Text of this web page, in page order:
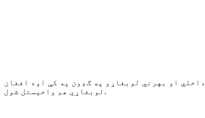
چې د یو شمېر داخلي او بهرني لوبغاړو په ګډون په کې اوه افغان
لوبغاړي هم واخیستل شول.